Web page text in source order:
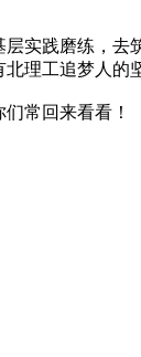
践磨练，去
理工追梦人的
常回来看看！